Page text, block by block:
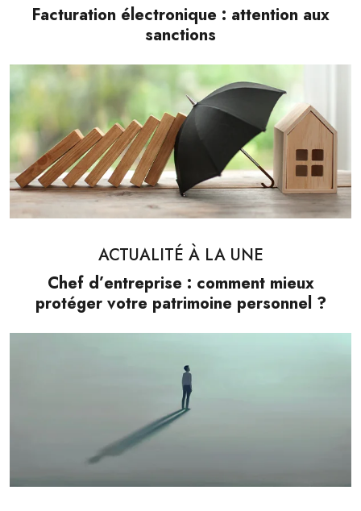
Facturation électronique : attention aux
sanctions
ACTUALITÉ À LA UNE
Chef d’entreprise : comment mieux
protéger votre patrimoine personnel ?